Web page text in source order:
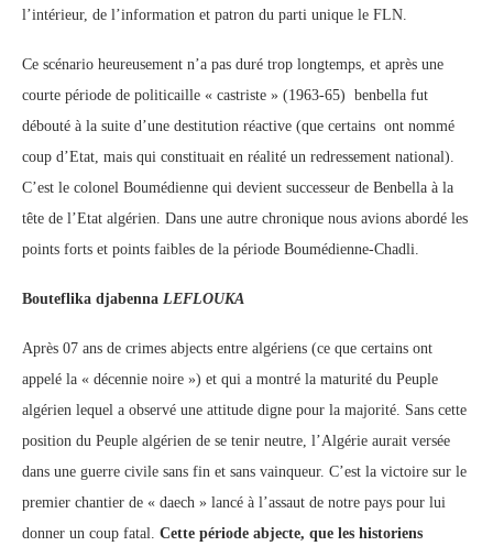
l’intérieur, de l’information et patron du parti unique le FLN.
Ce scénario heureusement n’a pas duré trop longtemps, et après une
courte période de politicaille « castriste » (1963-65) benbella fut
débouté à la suite d’une destitution réactive (que certains ont nommé
coup d’Etat, mais qui constituait en réalité un redressement national).
C’est le colonel Boumédienne qui devient successeur de Benbella à la
tête de l’Etat algérien. Dans une autre chronique nous avions abordé les
points forts et points faibles de la période Boumédienne-Chadli.
Bouteflika djabenna LEFLOUKA
Après 07 ans de crimes abjects entre algériens (ce que certains ont
appelé la « décennie noire ») et qui a montré la maturité du Peuple
algérien lequel a observé une attitude digne pour la majorité. Sans cette
position du Peuple algérien de se tenir neutre, l’Algérie aurait versée
dans une guerre civile sans fin et sans vainqueur. C’est la victoire sur le
premier chantier de « daech » lancé à l’assaut de notre pays pour lui
donner un coup fatal. Cette période abjecte, que les historiens